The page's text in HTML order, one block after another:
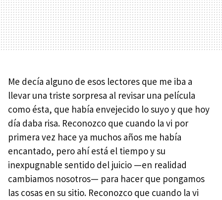
Me decía alguno de esos lectores que me iba a
llevar una triste sorpresa al revisar una película
como ésta, que había envejecido lo suyo y que hoy
día daba risa. Reconozco que cuando la vi por
primera vez hace ya muchos años me había
encantado, pero ahí está el tiempo y su
inexpugnable sentido del juicio —en realidad
cambiamos nosotros— para hacer que pongamos
las cosas en su sitio. Reconozco que cuando la vi